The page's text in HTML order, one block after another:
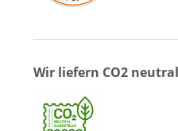
Wir liefern CO2